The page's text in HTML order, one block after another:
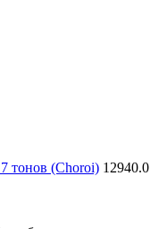
тонов (Choroi) 12940.0